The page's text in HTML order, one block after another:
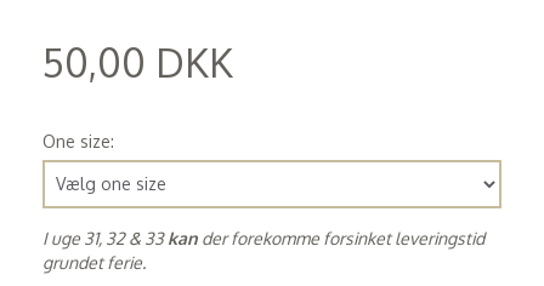
50,00 DKK
One size:
I uge 31, 32 & 33kan der forekomme forsinket leveringstid
grundet ferie.